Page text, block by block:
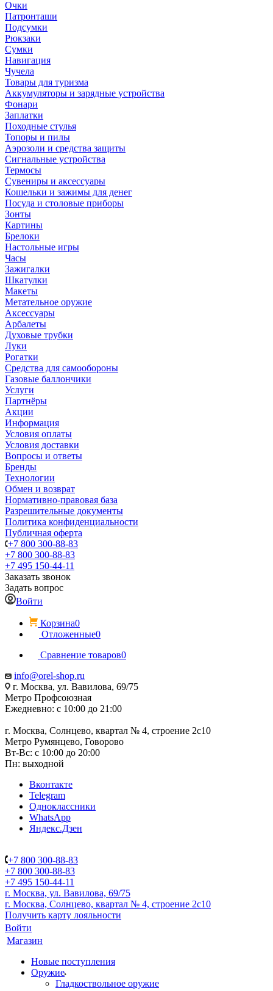
Очки
Патронташи
Подсумки
Рюкзаки
Сумки
Навигация
Чучела
Товары для туризма
Аккумуляторы и зарядные устройства
Фонари
Заплатки
Походные стулья
Топоры и пилы
Аэрозоли и средства защиты
Сигнальные устройства
Термосы
Сувениры и аксессуары
Кошельки и зажимы для денег
Посуда и столовые приборы
Зонты
Картины
Брелоки
Настольные игры
Часы
Зажигалки
Шкатулки
Макеты
Метательное оружие
Аксессуары
Арбалеты
Духовые трубки
Луки
Рогатки
Средства для самообороны
Газовые баллончики
Услуги
Партнёры
Акции
Информация
Условия оплаты
Условия доставки
Вопросы и ответы
Бренды
Технологии
Обмен и возврат
Нормативно-правовая база
Разрешительные документы
Политика конфиденциальности
Публичная оферта
+7 800 300-88-83
+7 800 300-88-83
+7 495 150-44-11
Заказать звонок
Задать вопрос
Войти
Корзина0
Отложенные0
Сравнение товаров0
info@orel-shop.ru
г. Москва, ул. Вавилова, 69/75
Метро Профсоюзная
Ежедневно: с 10:00 до 21:00
г. Москва, Солнцево, квартал № 4, строение 2с10
Метро Румянцево, Говорово
Вт-Вс: с 10:00 до 20:00
Пн: выходной
Вконтакте
Telegram
Одноклассники
WhatsApp
Яндекс.Дзен
+7 800 300-88-83
+7 800 300-88-83
+7 495 150-44-11
г. Москва, ул. Вавилова, 69/75
г. Москва, Солнцево, квартал № 4, строение 2с10
Получить карту лояльности
Войти
Магазин
Новые поступления
Оружие
Гладкоствольное оружие